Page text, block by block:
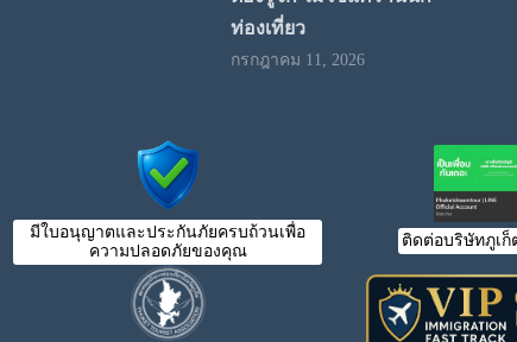
ท่องเที่ยว
กรกฎาคม 11, 2026
มีใบอนุญาตและประกันภัยครบถ้วนเพื่อ
ความปลอดภัยของคุณ
ติดต่อบริษัทภูเก็